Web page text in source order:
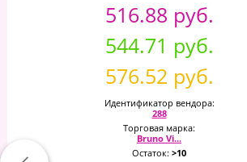
516.88 руб.
544.71 руб.
576.52 руб.
Идентификатор вендора:
288
Торговая марка:
Bruno Vi...
Остаток: >10